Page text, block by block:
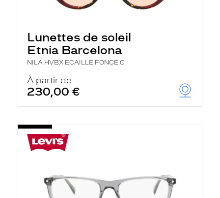
Lunettes de soleil
Etnia Barcelona
NILA HVBX ECAILLE FONCE C
À partir de
230,00 €